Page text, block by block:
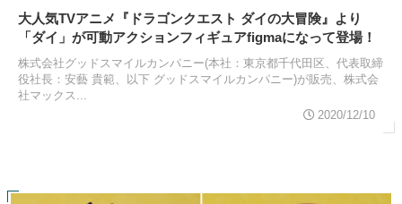
大人気TVアニメ『ドラゴンクエスト ダイの大冒険』より
「ダイ」が可動アクションフィギュアfigmaになって登場！
株式会社グッドスマイルカンパニー(本社：東京都千代田区、代表取締
役社長：安藝 貴範、以下 グッドスマイルカンパニー)が販売、株式会
社マックス...
2020/12/10